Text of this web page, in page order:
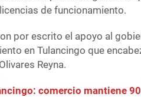
de funcionamiento.
por escrito el apoyo al
en Tulancingo que
Reyna.
comercio mantiene